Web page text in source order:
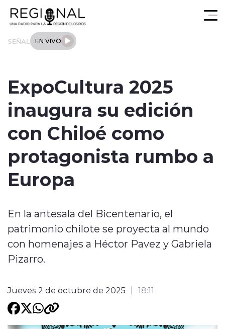
SEÑAL EN VIVO
Los Ríos
Regional
Entrevistas
Programacion
ExpoCultura 2025
inaugura su edición
con Chiloé como
protagonista rumbo a
Europa
En la antesala del Bicentenario, el
patrimonio chilote se proyecta al mundo
con homenajes a Héctor Pavez y Gabriela
Pizarro.
Jueves 2 de octubre de 2025 18:11